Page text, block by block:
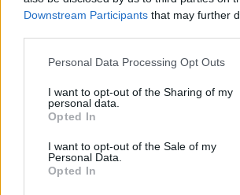
Downstream Participants that may further
Please note that this website/app uses one
not limited to your visit or usage behaviour.
grant or deny consent to Google and its
use your data for below specified purposes
consent section.
Personal Data Processing Opt Outs
I want to opt-out of the Sharing of my
personal data.
Opted In
I want to opt-out of the Sale of my
Personal Data.
Opted In